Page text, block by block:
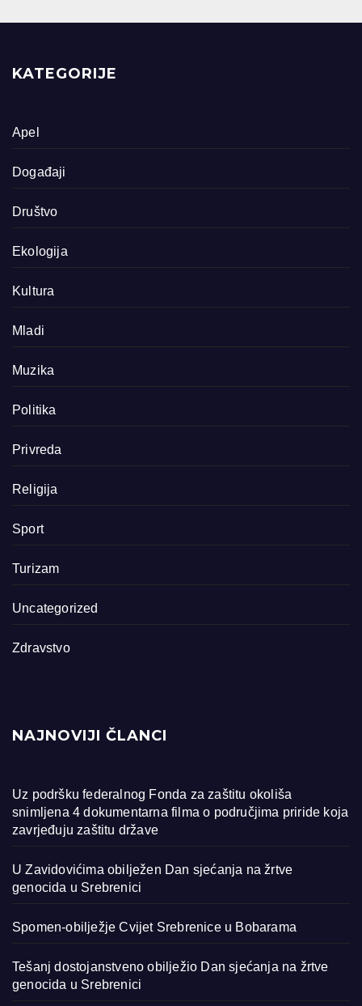
KATEGORIJE
Apel
Događaji
Društvo
Ekologija
Kultura
Mladi
Muzika
Politika
Privreda
Religija
Sport
Turizam
Uncategorized
Zdravstvo
NAJNOVIJI ČLANCI
Uz podršku federalnog Fonda za zaštitu okoliša
snimljena 4 dokumentarna filma o područjima priride koja
zavrjeđuju zaštitu države
U Zavidovićima obilježen Dan sjećanja na žrtve
genocida u Srebrenici
Spomen-obilježje Cvijet Srebrenice u Bobarama
Tešanj dostojanstveno obilježio Dan sjećanja na žrtve
genocida u Srebrenici